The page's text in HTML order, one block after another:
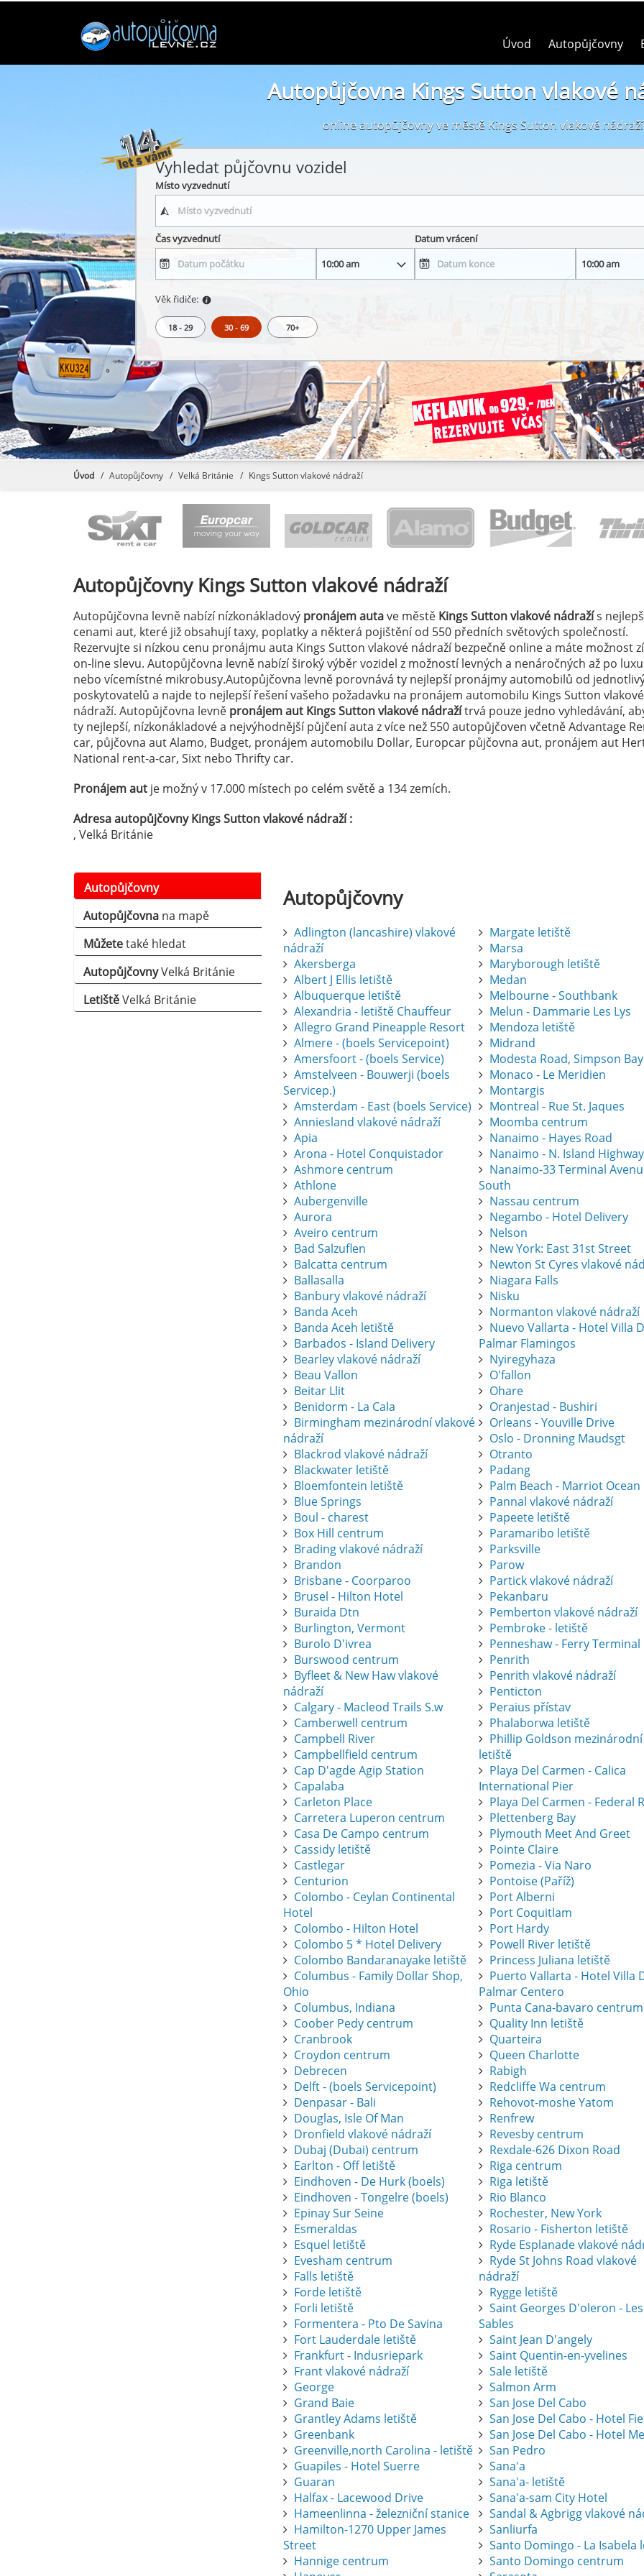
Úvod Autopůjčovny
Autopůjčovna Kings Sutton vlakové
online autopůjčovny ve městě Kings Sutton vlakové nádraží
Vyhledat půjčovnu vozidel
Místo vyzvednutí
Čas vyzvednutí Datum vrácení
Věk řidiče:
18 - 29 30 - 69 70+
Úvod Autopůjčovny Velká Británie Kings Sutton vlakové nádraží
AutopůjčovnyKings Sutton vlakové nádraží
Autopůjčovna levně nabízí nízkonákladový pronájem autave městě Kings Sutton vlakové nádražís
cenami aut, které již obsahují taxy, poplatky a některá pojištění od 550 předních světových společností.
Rezervujte si nízkou cenu pronájmu auta Kings Sutton vlakové nádraží bezpečně online a máte možnost
on-line slevu. Autopůjčovna levně nabízí široký výběr vozidel z možností levných a nenáročných až po
nebo vícemístné mikrobusy.Autopůjčovna levně porovnává ty nejlepší pronájmy automobilů od
poskytovatelů a najde to nejlepší řešení vašeho požadavku na pronájem automobilu Kings Sutton vlakové
nádraží. Autopůjčovna levně pronájem aut Kings Sutton vlakové nádražítrvá pouze jedno vyhledávání,
ty nejlepší, nízkonákladové a nejvýhodnější půjčení auta z více než 550 autopůjčoven včetně Advantage
car, půjčovna aut Alamo, Budget, pronájem automobilu Dollar, Europcar půjčovna aut, pronájem aut
National rent-a-car, Sixt nebo Thrifty car.
Pronájem aut je možný v 17.000 místech po celém světě a 134 zemích.
Adresa autopůjčovny Kings Sutton vlakové nádraží :
, Velká Británie
Autopůjčovny
Autopůjčovna na mapě
Můžetetaké hledat
AutopůjčovnyVelká Británie
LetištěVelká Británie
Autopůjčovny
Adlington (lancashire) vlakové
nádraží
Akersberga
Albert J Ellis letiště
Albuquerque letiště
Alexandria - letiště Chauffeur
Allegro Grand Pineapple Resort
Almere - (boels Servicepoint)
Amersfoort - (boels Service)
Amstelveen - Bouwerji (boels
Servicep.)
Amsterdam - East (boels Service)
Anniesland vlakové nádraží
Apia
Arona - Hotel Conquistador
Ashmore centrum
Athlone
Aubergenville
Aurora
Aveiro centrum
Bad Salzuflen
Balcatta centrum
Ballasalla
Banbury vlakové nádraží
Banda Aceh
Banda Aceh letiště
Barbados - Island Delivery
Bearley vlakové nádraží
Beau Vallon
Beitar Llit
Benidorm - La Cala
Birmingham mezinárodní vlakové
nádraží
Blackrod vlakové nádraží
Blackwater letiště
Bloemfontein letiště
Blue Springs
Boul - charest
Box Hill centrum
Brading vlakové nádraží
Brandon
Brisbane - Coorparoo
Brusel - Hilton Hotel
Buraida Dtn
Burlington, Vermont
Burolo D'ivrea
Burswood centrum
Byfleet & New Haw vlakové
nádraží
Calgary - Macleod Trails S.w
Camberwell centrum
Campbell River
Campbellfield centrum
Cap D'agde Agip Station
Capalaba
Carleton Place
Carretera Luperon centrum
Casa De Campo centrum
Cassidy letiště
Castlegar
Centurion
Colombo - Ceylan Continental
Hotel
Colombo - Hilton Hotel
Colombo 5 * Hotel Delivery
Colombo Bandaranayake letiště
Columbus - Family Dollar Shop,
Ohio
Columbus, Indiana
Coober Pedy centrum
Cranbrook
Croydon centrum
Debrecen
Delft - (boels Servicepoint)
Denpasar - Bali
Douglas, Isle Of Man
Dronfield vlakové nádraží
Dubaj (Dubai) centrum
Earlton - Off letiště
Eindhoven - De Hurk (boels)
Eindhoven - Tongelre (boels)
Epinay Sur Seine
Esmeraldas
Esquel letiště
Evesham centrum
Falls letiště
Forde letiště
Forli letiště
Formentera - Pto De Savina
Fort Lauderdale letiště
Frankfurt - Indusriepark
Frant vlakové nádraží
George
Grand Baie
Grantley Adams letiště
Greenbank
Greenville,north Carolina - letiště
Guapiles - Hotel Suerre
Guaran
Halfax - Lacewood Drive
Hameenlinna - železniční stanice
Hamilton-1270 Upper James
Street
Hannige centrum
Margate letiště
Marsa
Maryborough letiště
Medan
Melbourne - Southbank
Melun - Dammarie Les Lys
Mendoza letiště
Midrand
Modesta Road, Simpson Bay
Monaco - Le Meridien
Montargis
Montreal - Rue St. Jaques
Moomba centrum
Nanaimo - Hayes Road
Nanaimo - N. Island Highway
Nanaimo-33 Terminal
South
Nassau centrum
Negambo - Hotel Delivery
Nelson
New York: East 31st Street
Newton St Cyres vlakové
Niagara Falls
Nisku
Normanton vlakové nádraží
Nuevo Vallarta - Hotel Villa
Palmar Flamingos
Nyiregyhaza
O'fallon
Ohare
Oranjestad - Bushiri
Orleans - Youville Drive
Oslo - Dronning Maudsgt
Otranto
Padang
Palm Beach - Marriot Ocean
Pannal vlakové nádraží
Papeete letiště
Paramaribo letiště
Parksville
Parow
Partick vlakové nádraží
Pekanbaru
Pemberton vlakové nádraží
Pembroke - letiště
Penneshaw - Ferry Terminal
Penrith
Penrith vlakové nádraží
Penticton
Peraius přístav
Phalaborwa letiště
Phillip Goldson mezinárodní
letiště
Playa Del Carmen - Calica
International Pier
Playa Del Carmen - Federal
Plettenberg Bay
Plymouth Meet And Greet
Pointe Claire
Pomezia - Via Naro
Pontoise (Paříž)
Port Alberni
Port Coquitlam
Port Hardy
Powell River letiště
Princess Juliana letiště
Puerto Vallarta - Hotel Villa
Palmar Centero
Punta Cana-bavaro centrum
Quality Inn letiště
Quarteira
Queen Charlotte
Rabigh
Redcliffe Wa centrum
Rehovot-moshe Yatom
Renfrew
Revesby centrum
Rexdale-626 Dixon Road
Riga centrum
Riga letiště
Rio Blanco
Rochester, New York
Rosario - Fisherton letiště
Ryde Esplanade vlakové
Ryde St Johns Road vlakové
nádraží
Rygge letiště
Saint Georges D'oleron - Les
Sables
Saint Jean D'angely
Saint Quentin-en-yvelines
Sale letiště
Salmon Arm
San Jose Del Cabo
San Jose Del Cabo - Hotel
San Jose Del Cabo - Hotel
San Pedro
Sana'a
Sana'a- letiště
Sana'a-sam City Hotel
Sandal & Agbrigg vlakové
Sanliurfa
Santo Domingo - La Isabela
Santo Domingo centrum